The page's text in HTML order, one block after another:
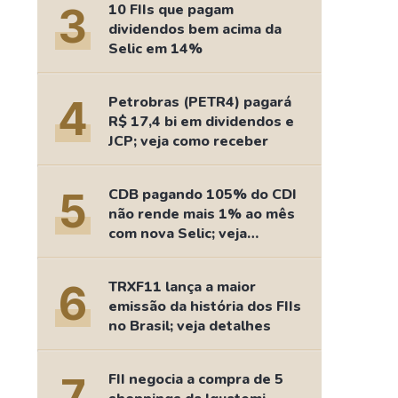
3
10 FIIs que pagam
dividendos bem acima da
Selic em 14%
4
Petrobras (PETR4) pagará
R$ 17,4 bi em dividendos e
JCP; veja como receber
5
CDB pagando 105% do CDI
não rende mais 1% ao mês
com nova Selic; veja
retorno
6
TRXF11 lança a maior
emissão da história dos FIIs
no Brasil; veja detalhes
FII negocia a compra de 5